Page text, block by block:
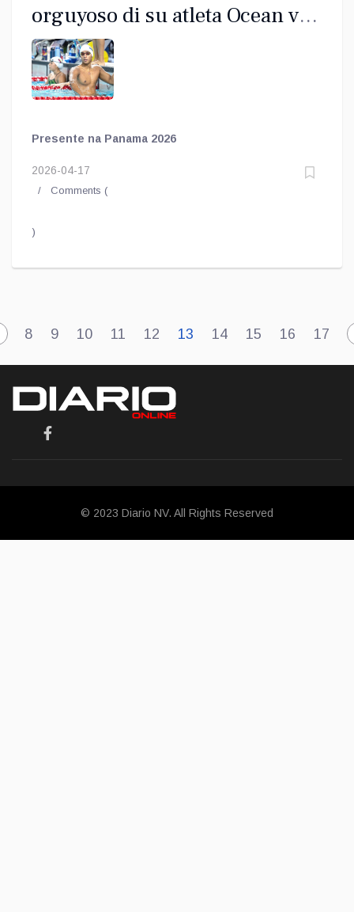
orguyoso di su atleta Ocean van
Loo
Presente na Panama 2026
2026-04-17
Comments (
)
8 9 10 11 12 13 14 15 16 17
© 2023 Diario NV. All Rights Reserved